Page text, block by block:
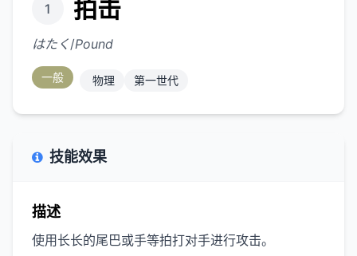
1 拍击
はたく/Pound
一般 物理 第一世代
技能效果
描述
使用长长的尾巴或手等拍打对手进行攻击。